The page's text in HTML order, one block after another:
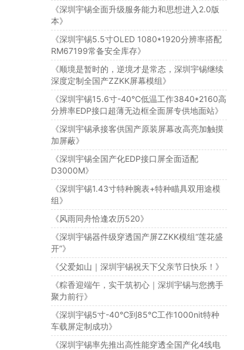
《深圳宇锡全面升级服务能力和思想进入2.0版
本》
《深圳宇锡5.5寸OLED 1080*1920分辨率搭配
RM67199常备安全库存》
《顺境是暂时的，逆境才是常态，深圳宇锡继续
深度定制全国产ZZKK屏幕模组》
《深圳宇锡15.6寸-40℃低温工作3840*2160高
分辨率EDP接口超薄无边框全面屏专供地面站》
《深圳宇锡承接客供国产原装屏幕改高亮加触摸
加屏蔽》
《深圳宇锡全国产化EDP接口屏全面适配
D3000M》
《深圳宇锡1.43寸特种腕表+特种瞄具双用途模
组》
《风雨同舟恰逢农历520》
《深圳宇锡器件级穿透国产屏ZZKK模组“莲花盛
开”》
《父爱如山｜深圳宇锡祝天下父亲节日快乐！》
《粽香迎端午，实干筑初心｜深圳宇锡与您携手
聚力前行》
《深圳宇锡5寸-40℃到85℃工作1000nit特种
车载屏定制成功》
《深圳宇锡率先推出高性能穿透全国产化4线电